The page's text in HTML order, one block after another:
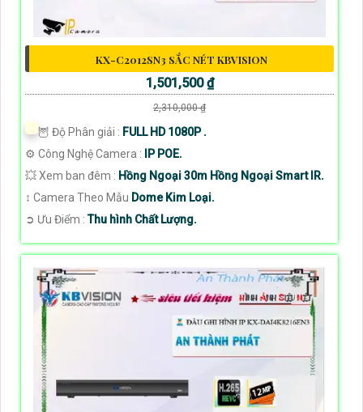
KX-C2012SN3 SẮC NÉT KBVISION
1,501,500 ₫
2,310,000 ₫
🦉 Độ Phân giải : FULL HD 1080P .
⚙ Công Nghệ Camera : IP POE.
💥 Xem ban đêm : Hồng Ngoại 30m Hồng Ngoại Smart IR.
↕️ Camera Theo Mẫu Dome Kim Loại.
️➲ Ưu Điểm :Thu hình Chất Lượng.